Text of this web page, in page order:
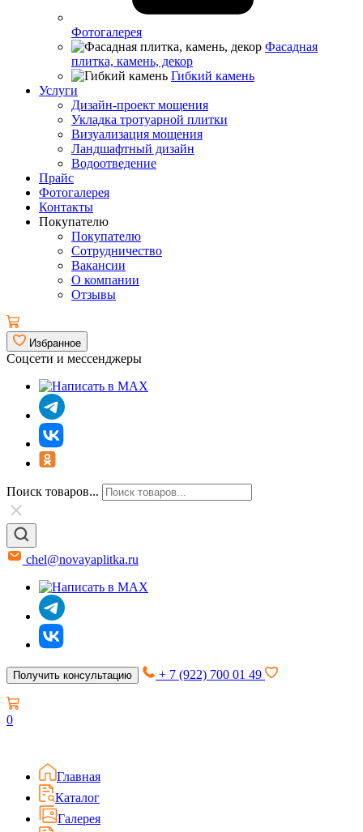
Фотогалерея
Фасадная
плитка, камень, декор
Гибкий камень
Услуги
Дизайн-проект мощения
Укладка тротуарной плитки
Визуализация мощения
Ландшафтный дизайн
Водоотведение
Прайс
Фотогалерея
Контакты
Покупателю
Покупателю
Сотрудничество
Вакансии
О компании
Отзывы
Избранное
Соцсети и мессенджеры
Поиск товаров...
chel@novayaplitka.ru
Получить консультацию + 7 (922) 700 01 49
0
Главная
Каталог
Галерея